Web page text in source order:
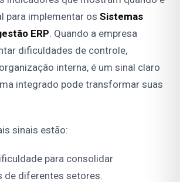
para implementar os Sistemas
ERP. Quando a empresa
dificuldades de controle,
interna, é um sinal claro
integrado pode transformar suas
sinais estão:
para consolidar
de diferentes setores.